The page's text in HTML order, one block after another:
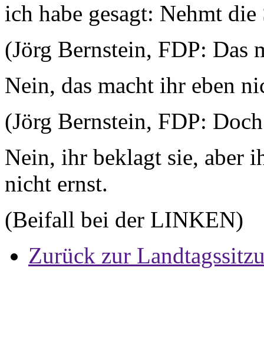
ich habe gesagt: Nehmt
(Jörg Bernstein, FDP: Das
Nein, das macht ihr eben
(Jörg Bernstein, FDP:
Nein, ihr beklagt sie, aber
nicht ernst.
(Beifall bei der LINKEN)
Zurück zur